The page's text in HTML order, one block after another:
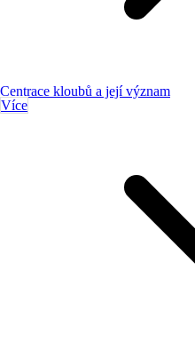
Centrace kloubů a její význam
Více